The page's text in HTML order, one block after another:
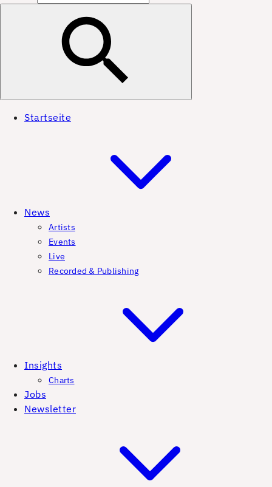
Startseite
News
Artists
Events
Live
Recorded & Publishing
Insights
Charts
Jobs
Newsletter